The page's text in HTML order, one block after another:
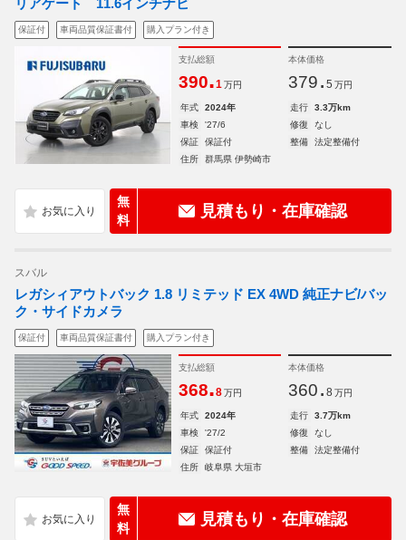
リアゲート 11.6インチナビ
保証付 車両品質保証書付 購入プラン付き
支払総額
390.1 万円
本体価格
379. 5 万円
年式 2024年 走行
3.3万km
車検
'27/6 修復
なし
保証
保証付 整備
法定整備付
住所
群馬県 伊勢崎市
無
料
見積もり・在庫確認
スバル
レガシィアウトバック 1.8 リミテッド EX 4WD 純正ナビ/バッ
ク・サイドカメラ
保証付 車両品質保証書付 購入プラン付き
支払総額
368.8 万円
本体価格
360. 8 万円
年式 2024年 走行
3.7万km
車検
'27/2 修復
なし
保証
保証付 整備
法定整備付
住所
岐阜県 大垣市
無
料
見積もり・在庫確認